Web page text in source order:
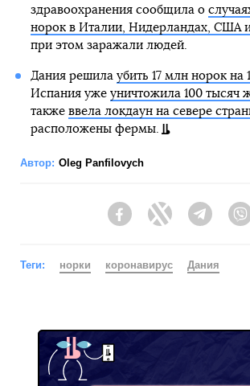
здравоохранения сообщила о
норок в Италии, Нидерландах, США
при этом заражали людей.
Дания решила убить 17 млн норок на
Испания уже уничтожила 100 тысяч
также ввела локдаун на севере
расположены фермы.
Автор: Oleg Panfilovych
FacebookTwitter
Теги: норки коронавирус Дания